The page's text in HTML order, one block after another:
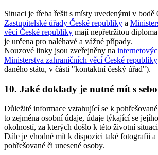
Situaci je třeba řešit s místy uvedenými v bodě
Zastupitelské úřady České republiky a
věcí České republiky mají nepřetržitou
je určena pro naléhavé a vážné případy.
Nouzové linky jsou zveřejněny na
Ministerstva zahraničních věcí České republiky
daného státu, v části "kontaktní český úřad").
10. Jaké doklady je nutné mít s
Důležité informace vztahující se k pohřešované
to zejména osobní údaje, údaje týkající se
okolností, za kterých došlo k této životní
Dále je vhodné mít k dispozici také fotografii
pohřešované či unesené osoby.